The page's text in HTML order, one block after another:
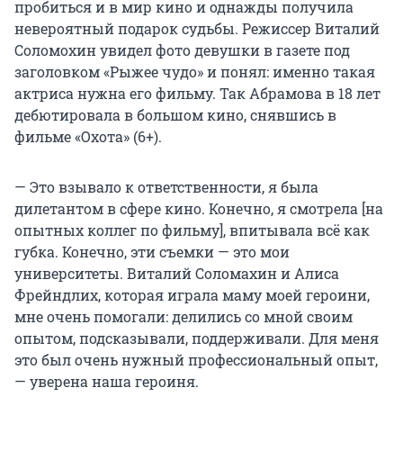
пробиться и в мир кино и однажды получила
невероятный подарок судьбы. Режиссер Виталий
Соломохин увидел фото девушки в газете под
заголовком «Рыжее чудо» и понял: именно такая
актриса нужна его фильму. Так Абрамова в 18 лет
дебютировала в большом кино, снявшись в
фильме «Охота» (6+).
— Это взывало к ответственности, я была
дилетантом в сфере кино. Конечно, я смотрела [на
опытных коллег по фильму], впитывала всё как
губка. Конечно, эти съемки — это мои
университеты. Виталий Соломахин и Алиса
Фрейндлих, которая играла маму моей героини,
мне очень помогали: делились со мной своим
опытом, подсказывали, поддерживали. Для меня
это был очень нужный профессиональный опыт,
— уверена наша героиня.